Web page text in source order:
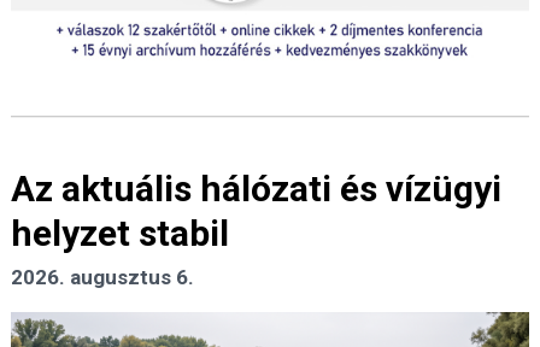
Az aktuális hálózati és vízügyi
helyzet stabil
2026. augusztus 6.